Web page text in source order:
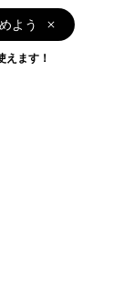
よう
えます！